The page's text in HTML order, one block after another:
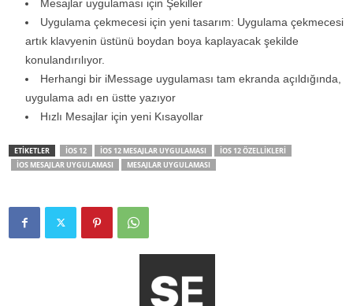
Mesajlar uygulaması için Şekiller
Uygulama çekmecesi için yeni tasarım: Uygulama çekmecesi
artık klavyenin üstünü boydan boya kaplayacak şekilde
konulandırılıyor.
Herhangi bir iMessage uygulaması tam ekranda açıldığında,
uygulama adı en üstte yazıyor
Hızlı Mesajlar için yeni Kısayollar
ETİKETLER IOS 12 IOS 12 MESAJLAR UYGULAMASI
IOS 12 ÖZELLIKLERI
IOS MESAJLAR UYGULAMASI
MESAJLAR UYGULAMASI